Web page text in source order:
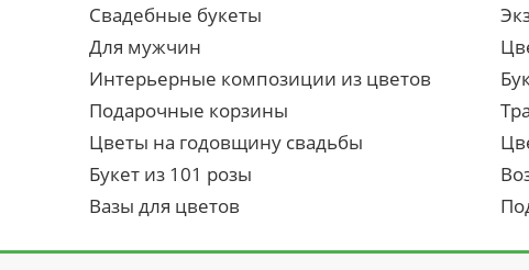
Свадебные букеты
Для мужчин
Интерьерные композиции из цветов
Подарочные корзины
Цветы на годовщину свадьбы
Букет из 101 розы
Вазы для цветов